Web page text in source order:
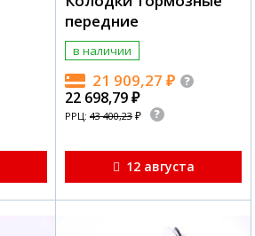
передние
в наличии
21 909,27 ₽
22 698,79₽
РРЦ: 43 400,23 ₽
12 августа